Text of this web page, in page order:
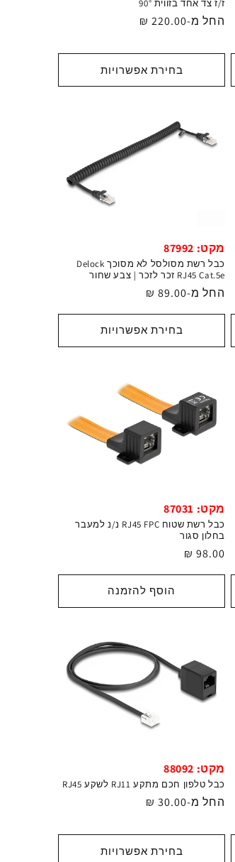
ז/ז צד אחד בזווית 90°
מחיר
החל מ-220.00 ₪
בחירת אפשרויות
מקט: 87992
כבל רשת מסולסל לא מסוכך Delock
RJ45 Cat.5e זכר לזכר | צבע שחור
מחיר
החל מ-89.00 ₪
בחירת אפשרויות
מקט: 87031
כבל רשת שטוח RJ45 FPC נ/נ למעבר
בחלון סגור
מחיר
98.00 ₪
הוסף להזמנה
מקט: 88092
כבל טלפון חכם מתקע RJ11 לשקע RJ45
מחיר
החל מ-30.00 ₪
בחירת אפשרויות